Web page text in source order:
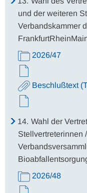
und der weiteren
Verbandskammer
2026/47
Beschlußtext
14. Wahl der
Stellvertreterinnen
2026/48